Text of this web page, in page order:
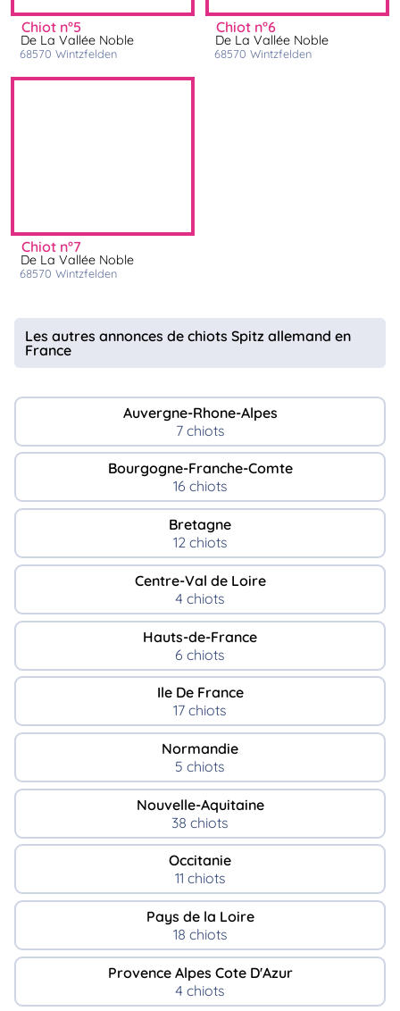
chiot n°5
De La Vallée Noble
68570 wintzfelden
chiot n°6
De La Vallée Noble
68570 wintzfelden
chiot n°7
De La Vallée Noble
68570 wintzfelden
Les autres annonces de chiots Spitz allemand en
France
Auvergne-Rhone-Alpes
7 chiots
Bourgogne-Franche-Comte
16 chiots
Bretagne
12 chiots
Centre-Val de Loire
4 chiots
Hauts-de-France
6 chiots
Ile De France
17 chiots
Normandie
5 chiots
Nouvelle-Aquitaine
38 chiots
Occitanie
11 chiots
Pays de la Loire
18 chiots
Provence Alpes Cote D'Azur
4 chiots